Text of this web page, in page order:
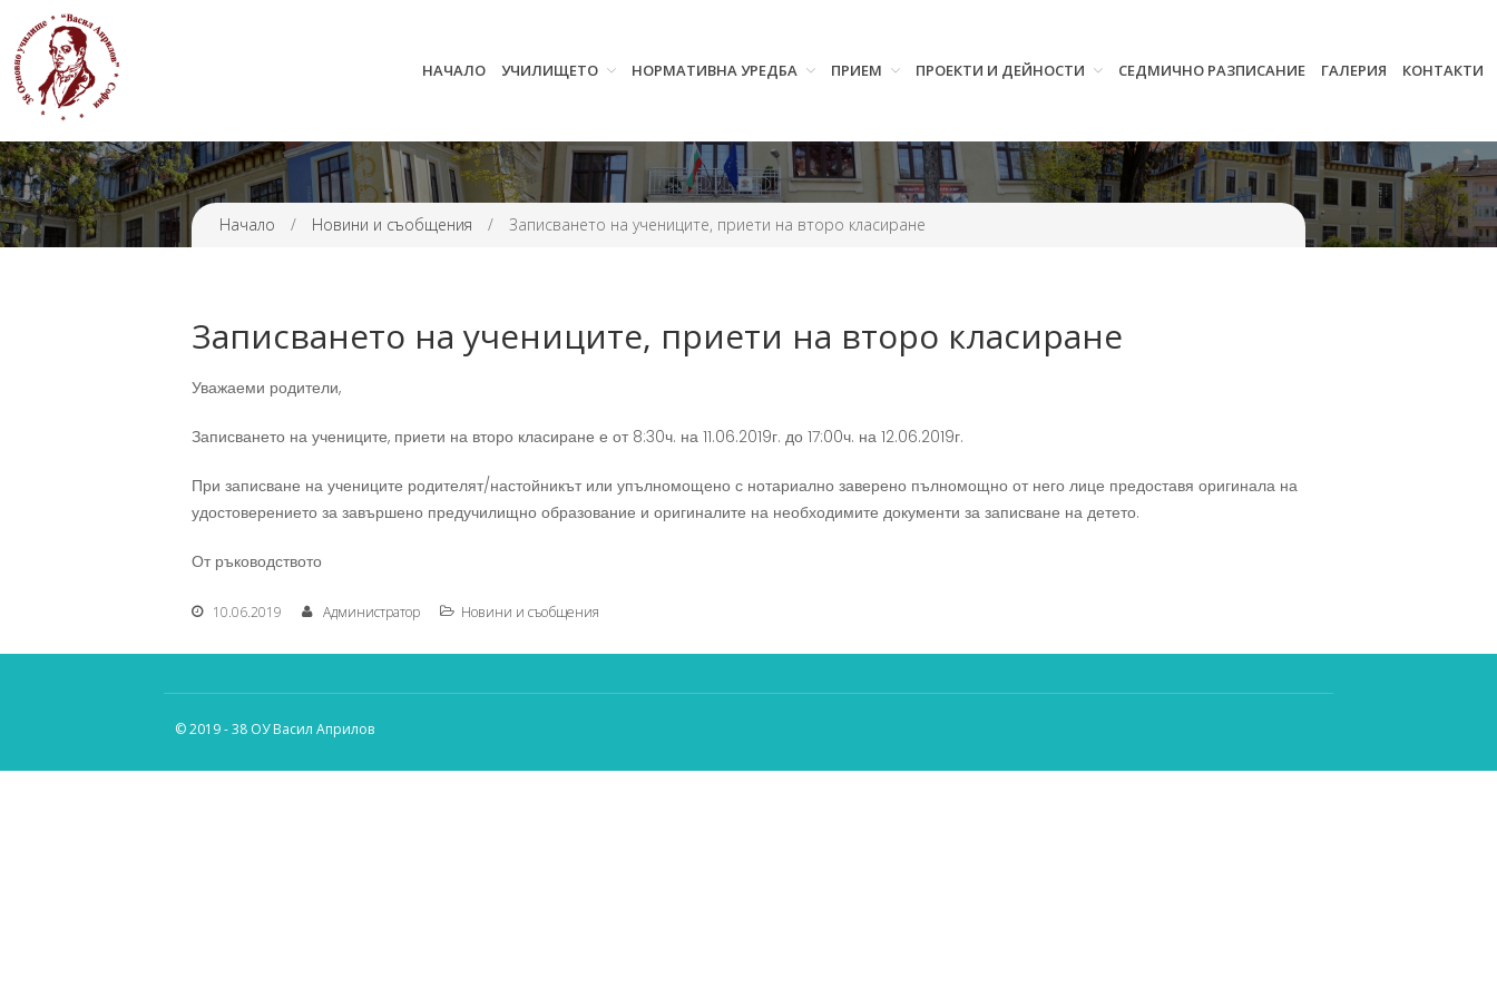
Начало
Нормативна уредба
Прием
Проекти и дейности
НАЧАЛО УЧИЛИЩЕТО НОРМАТИВНА УРЕДБА ПРИЕМ ПРОЕКТИ И ДЕЙНОСТИ СЕДМИЧНО РАЗПИСАНИЕ ГАЛЕРИЯ КОНТАКТИ
Начало / Новини и съобщения / Записването на учениците, приети на второ класиране
Записването на учениците, приети на второ класиране
Уважаеми родители,
Записването на учениците, приети на второ класиране е от 8:30ч. на 11.06.2019г. до 17:00ч. на 12.06.2019г.
При записване на учениците родителят/настойникът или упълномощено с нотариално заверено пълномощно от него лице предоставя оригинала на
удостоверението за завършено предучилищно образование и оригиналите на необходимите документи за записване на детето.
От ръководството
10.06.2019 Администратор Новини и съобщения
© 2019 - 38 ОУ Васил Априлов